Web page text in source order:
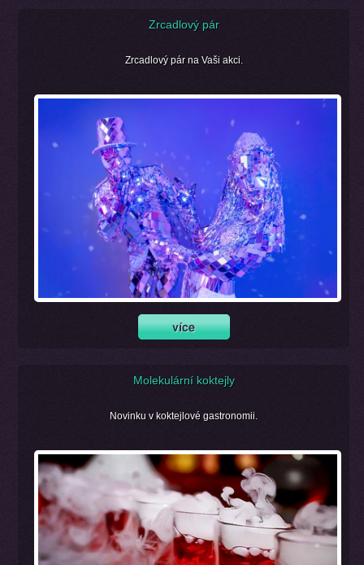
Zrcadlový pár
Zrcadlový pár na Vaši akci.
Molekulární koktejly
Novinku v koktejlové gastronomii.